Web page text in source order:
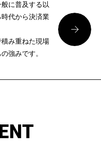
に普及する以
代から決済業
み重ねた現場
強みです。